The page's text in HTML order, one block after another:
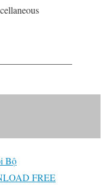
Bộ
FREE